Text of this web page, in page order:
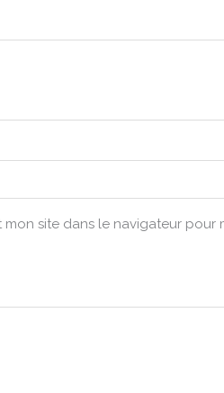
site dans le navigateur pour